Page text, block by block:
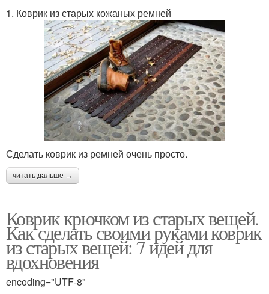
1. Коврик из старых кожаных ремней
Сделать коврик из ремней очень просто.
читать дальше →
Коврик крючком из старых вещей.
Как сделать своими руками коврик
из старых вещей: 7 идей для
вдохновения
encoding="UTF-8"